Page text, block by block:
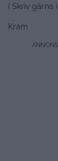
( Skriv gärna
Kram